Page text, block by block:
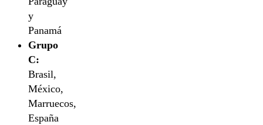
y
Panamá
Grupo
C:
Brasil,
México,
Marruecos,
España